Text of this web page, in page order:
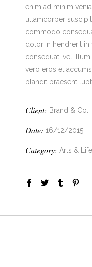
enim ad minim
ullamcorper
commodo
dolor in hendrerit in
consequat, vel
vero eros et
blandit praesent
Client: Brand & Co.
Date: 16/12/2015
Category: Arts &